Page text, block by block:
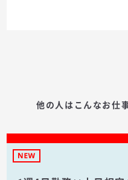
他の人はこんなお仕